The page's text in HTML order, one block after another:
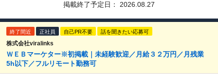
掲載終了予定日： 2026.08.27
終了間近 正社員 自己PR不要 話を聞きたい応募可
株式会社viralinks
ＷＥＢマーケター※初掲載｜未経験歓迎／月給３２万円／月残業
5h以下／フルリモート勤務可